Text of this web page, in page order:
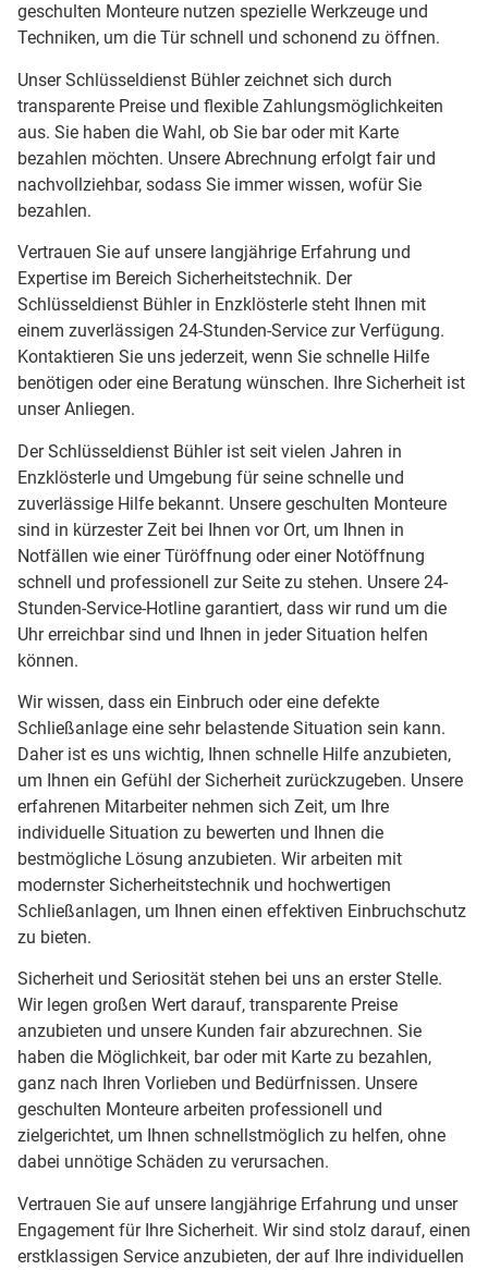
geschulten Monteure nutzen spezielle Werkzeuge und
Techniken, um die Tür schnell und schonend zu öffnen.
Unser Schlüsseldienst Bühler zeichnet sich durch
transparente Preise und flexible Zahlungsmöglichkeiten
aus. Sie haben die Wahl, ob Sie bar oder mit Karte
bezahlen möchten. Unsere Abrechnung erfolgt fair und
nachvollziehbar, sodass Sie immer wissen, wofür Sie
bezahlen.
Vertrauen Sie auf unsere langjährige Erfahrung und
Expertise im Bereich Sicherheitstechnik. Der
Schlüsseldienst Bühler in Enzklösterle steht Ihnen mit
einem zuverlässigen 24-Stunden-Service zur Verfügung.
Kontaktieren Sie uns jederzeit, wenn Sie schnelle Hilfe
benötigen oder eine Beratung wünschen. Ihre Sicherheit ist
unser Anliegen.
Der Schlüsseldienst Bühler ist seit vielen Jahren in
Enzklösterle und Umgebung für seine schnelle und
zuverlässige Hilfe bekannt. Unsere geschulten Monteure
sind in kürzester Zeit bei Ihnen vor Ort, um Ihnen in
Notfällen wie einer Türöffnung oder einer Notöffnung
schnell und professionell zur Seite zu stehen. Unsere 24-
Stunden-Service-Hotline garantiert, dass wir rund um die
Uhr erreichbar sind und Ihnen in jeder Situation helfen
können.
Wir wissen, dass ein Einbruch oder eine defekte
Schließanlage eine sehr belastende Situation sein kann.
Daher ist es uns wichtig, Ihnen schnelle Hilfe anzubieten,
um Ihnen ein Gefühl der Sicherheit zurückzugeben. Unsere
erfahrenen Mitarbeiter nehmen sich Zeit, um Ihre
individuelle Situation zu bewerten und Ihnen die
bestmögliche Lösung anzubieten. Wir arbeiten mit
modernster Sicherheitstechnik und hochwertigen
Schließanlagen, um Ihnen einen effektiven Einbruchschutz
zu bieten.
Sicherheit und Seriosität stehen bei uns an erster Stelle.
Wir legen großen Wert darauf, transparente Preise
anzubieten und unsere Kunden fair abzurechnen. Sie
haben die Möglichkeit, bar oder mit Karte zu bezahlen,
ganz nach Ihren Vorlieben und Bedürfnissen. Unsere
geschulten Monteure arbeiten professionell und
zielgerichtet, um Ihnen schnellstmöglich zu helfen, ohne
dabei unnötige Schäden zu verursachen.
Vertrauen Sie auf unsere langjährige Erfahrung und unser
Engagement für Ihre Sicherheit. Wir sind stolz darauf, einen
erstklassigen Service anzubieten, der auf Ihre individuellen